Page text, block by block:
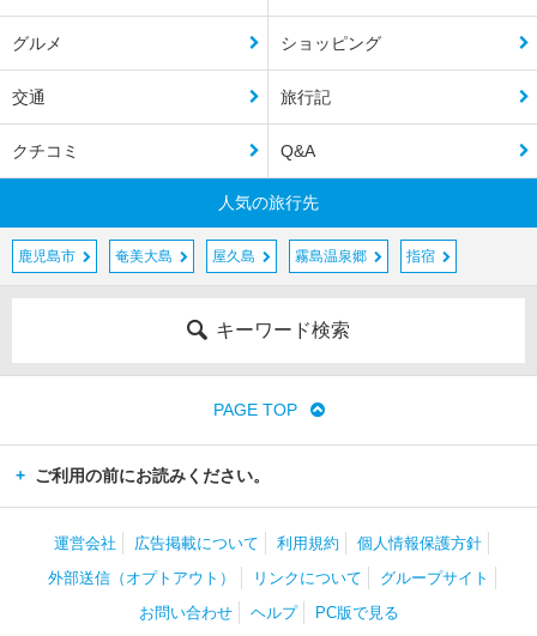
グルメ ショッピング
交通 旅行記
クチコミ Q&A
人気の旅行先
鹿児島市 奄美大島 屋久島 霧島温泉郷 指宿
キーワード検索
PAGE TOP
ご利用の前にお読みください。
運営会社 広告掲載について 利用規約
個人情報保護方針
外部送信（オプトアウト）
リンクについて
グループサイト
お問い合わせ
ヘルプ PC版で見る